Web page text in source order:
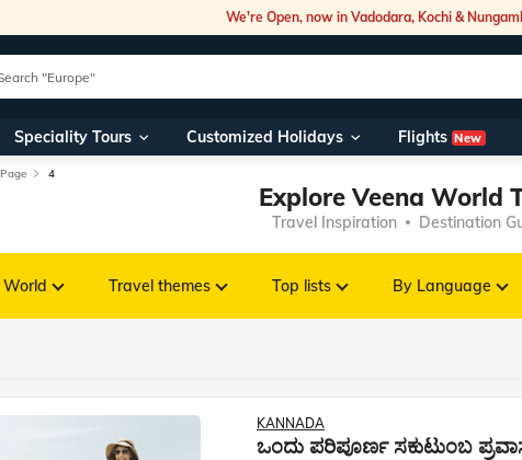
We're Open, now in Vadodara, Kochi &
Speciality Tours Customized Holidays Flights New
Page 4
Explore Veena World
Travel Inspiration Destination
World Travel themes Top lists By Language
KANNADA
ಒಂದು ಪರಿಪೂರ್ಣ ಸಕುಟುಂಬ